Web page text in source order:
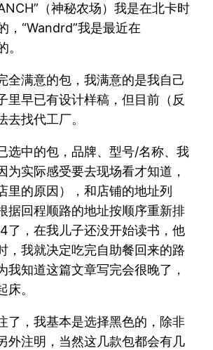
（神秘农场）我是在北卡时
，“Wandrd”我是最近在
。
全满意的包，我满意的是我自己
里早已有设计样稿，但目前（反
去找代工厂。
选中的包，品牌、型号/名称、我
为实际感受要去现场看才知道，
里的原因），和店铺的地址列
据回程顺路的地址按顺序重新排
了，在我儿子还没开始读书，他
，我就决定吃完自助餐回来的路
我知道这篇文章写完会很晚了，
床。
了，我基本是选择黑色的，除非
外注明，当然这几款包都会有几